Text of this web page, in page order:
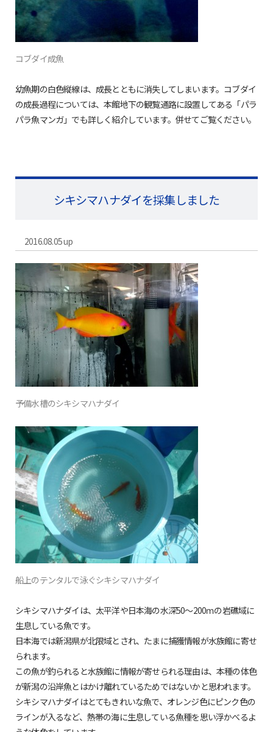
コブダイ成魚
幼魚期の白色縦線は、成長とともに消失してしまいます。コブダイ
の成長過程については、本館地下の観覧通路に設置してある「パラ
パラ魚マンガ」でも詳しく紹介しています。併せてご覧ください。
シキシマハナダイを採集しました
2016.08.05 up
予備水槽のシキシマハナダイ
船上のテンタルで泳ぐシキシマハナダイ
シキシマハナダイは、太平洋や日本海の水深50～200ｍの岩礁域に
生息している魚です。
日本海では新潟県が北限域とされ、たまに捕獲情報が水族館に寄せ
られます。
この魚が釣られると水族館に情報が寄せられる理由は、本種の体色
が新潟の沿岸魚とはかけ離れているためではないかと思われます。
シキシマハナダイはとてもきれいな魚で、オレンジ色にピンク色の
ラインが入るなど、熱帯の海に生息している魚種を思い浮かべるよ